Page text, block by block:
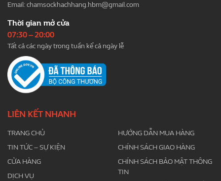
Email:chamsockhachhang.hbm@gmail.com
Thời gian mở cửa
07:30 – 20:00
Tất cả các ngày trong tuần kể cả ngày lễ
LIÊN KẾT NHANH
TRANG CHỦ
TIN TỨC – SỰ KIỆN
CỬA HÀNG
DỊCH VỤ
HƯỚNG DẪN MUA HÀNG
CHÍNH SÁCH GIAO HÀNG
CHÍNH SÁCH BẢO MẬT THÔNG
TIN